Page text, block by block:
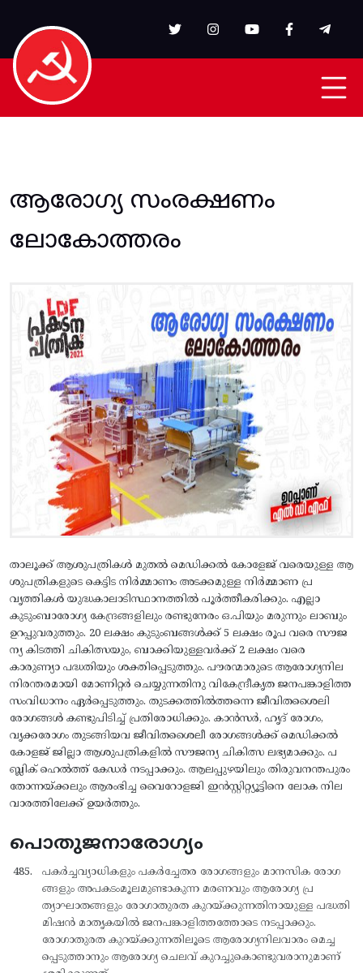
ആരോഗ്യ സംരക്ഷണം
ലോകോത്തരം
താലൂക്ക് ആശുപത്രികള്‍ മുതല്‍ മെഡിക്കല്‍ കോളേജ് വരെയുള്ള ആ
ശുപത്രികളുടെ കെട്ടിട നിര്‍മ്മാണം അടക്കമുള്ള നിര്‍മ്മാണ പ്ര
വൃത്തികള്‍ യുദ്ധകാലാടിസ്ഥാനത്തില്‍ പൂര്‍ത്തീകരിക്കും. എല്ലാ
കുടുംബാരോഗ്യ കേന്ദ്രങ്ങളിലും രണ്ടുനേരം ഒ.പിയും മരുന്നും ലാബും
ഉറപ്പുവരുത്തും. 20 ലക്ഷം കുടുംബങ്ങള്‍ക്ക് 5 ലക്ഷം രൂപ വരെ സൗജ
ന്യ കിടത്തി ചികിത്സയും, ബാക്കിയുള്ളവര്‍ക്ക് 2 ലക്ഷം വരെ
കാരുണ്യാ പദ്ധതിയും ശക്തിപ്പെടുത്തും. പൗരന്മാരുടെ ആരോഗ്യനില
നിരന്തരമായി മോണിറ്റര്‍ ചെയ്യുന്നതിനു വികേന്ദ്രീകൃത ജനപങ്കാളിത്ത
സംവിധാനം ഏര്‍പ്പെടുത്തും. തുടക്കത്തില്‍ത്തന്നെ ജീവിതശൈലി
രോഗങ്ങള്‍ കണ്ടുപിടിച്ച് പ്രതിരോധിക്കും. കാന്‍സര്‍, ഹൃദ് രോഗം,
വൃക്കരോഗം തുടങ്ങിയവ ജീവിതശൈലീ രോഗങ്ങള്‍ക്ക് മെഡിക്കല്‍
കോളജ് ജില്ലാ ആശുപത്രികളില്‍ സൗജന്യ ചികിത്സ ലഭ്യമാക്കും. പ
ബ്ലിക് ഹെല്‍ത്ത് കേഡര്‍ നടപ്പാക്കും. ആലപ്പുഴയിലും തിരുവനന്തപുരം
തോന്നയ്ക്കലും ആരംഭിച്ച വൈറോളജി ഇന്‍സ്റ്റിറ്റ്യൂട്ടിനെ ലോക നില
വാരത്തിലേക്ക് ഉയര്‍ത്തും.
പൊതുജനാരോഗ്യം
പകര്‍ച്ചവ്യാധികളും പകര്‍ച്ചേതര രോഗങ്ങളും മാനസിക രോഗ
ങ്ങളും അപകടംമൂലമുണ്ടാകുന്ന മരണവും ആരോഗ്യ പ്ര
ത്യാഘാതങ്ങളും രോഗാതുരത കുറയ്ക്കുന്നതിനായുള്ള പദ്ധതി
മിഷന്‍ മാതൃകയില്‍ ജനപങ്കാളിത്തത്തോടെ നടപ്പാക്കും.
രോഗാതുരത കുറയ്ക്കുന്നതിലൂടെ ആരോഗ്യനിലവാരം മെച്ച
പ്പെടുത്താനും ആരോഗ്യ ചെലവ് കുറച്ചുകൊണ്ടുവരാനുമാണ്